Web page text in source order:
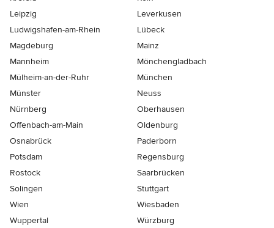
Leipzig
Leverkusen
Ludwigshafen-am-Rhein
Lübeck
Magdeburg
Mainz
Mannheim
Mönchen­gladbach
Mülheim-an-der-Ruhr
München
Münster
Neuss
Nürnberg
Oberhausen
Offenbach-am-Main
Oldenburg
Osnabrück
Paderborn
Potsdam
Regensburg
Rostock
Saarbrücken
Solingen
Stuttgart
Wien
Wiesbaden
Wuppertal
Würzburg